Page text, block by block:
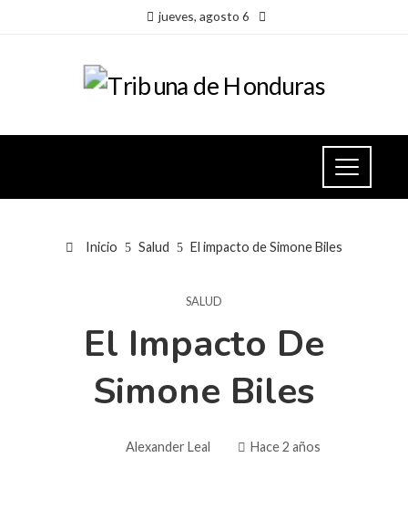
jueves, agosto 6
Inicio Salud El impacto de Simone Biles
SALUD
El Impacto De
Simone Biles
Alexander Leal Hace 2 años